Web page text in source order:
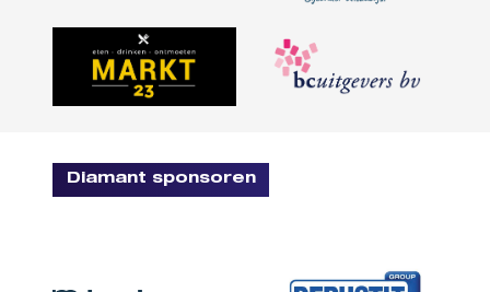
Diamant sponsoren